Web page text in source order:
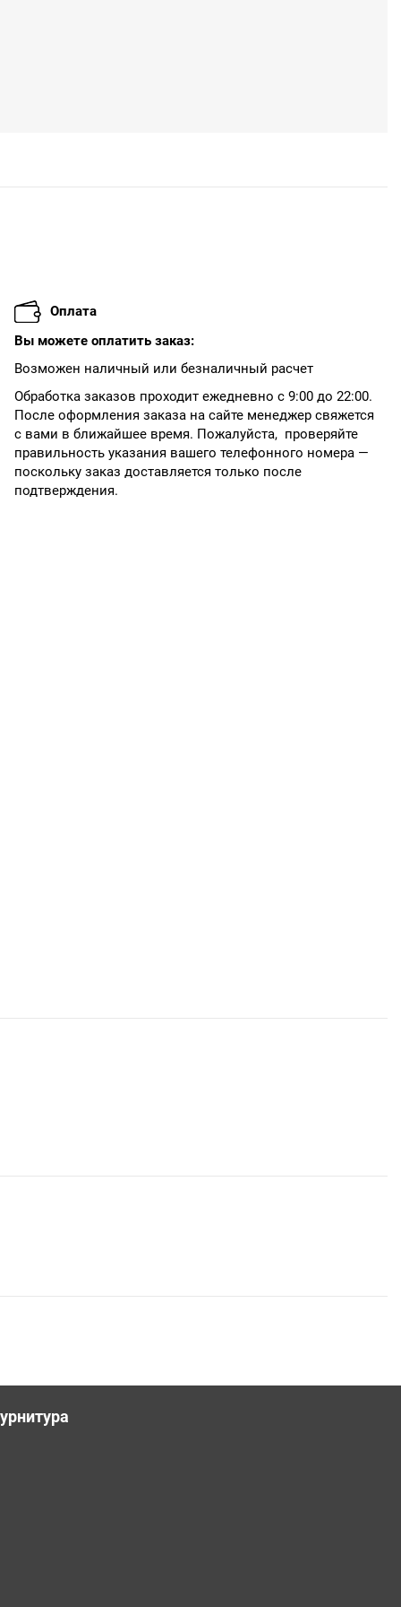
Оплата
Вы можете оплатить заказ:
Возможен наличный или безналичный расчет
Обработка заказов проходит ежедневно с 9:00 до 22:00.
После оформления заказа на сайте менеджер свяжется
с вами в ближайшее время. Пожалуйста, проверяйте
правильность указания вашего телефонного номера —
поскольку заказ доставляется только после
подтверждения.